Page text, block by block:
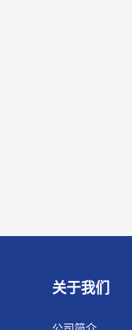
关于我们